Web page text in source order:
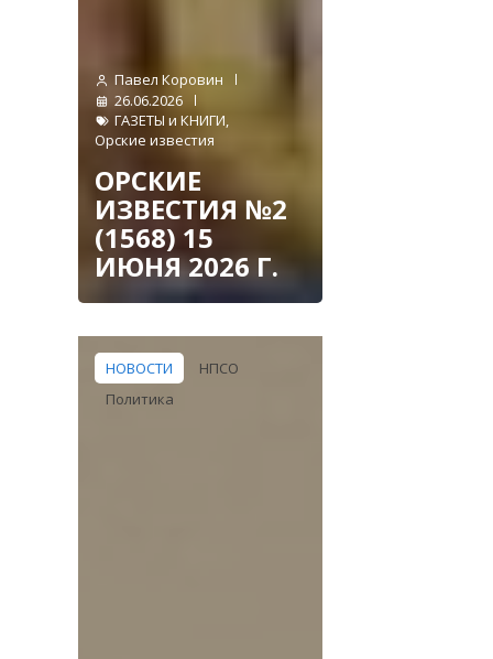
Павел Коровин
26.06.2026
ГАЗЕТЫ и КНИГИ,
Орские известия
ОРСКИЕ
ИЗВЕСТИЯ №2
(1568) 15
ИЮНЯ 2026 Г.
НОВОСТИ
НПСО
Политика